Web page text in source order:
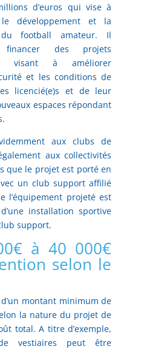
d’euros qui vise à
le développement et la
du football amateur. Il
des projets
visant à améliorer
et les conditions de
licencié(e)s et de leur
espaces répondant
aux clubs de
aux collectivités
que le projet est porté en
un club support affilié
l’équipement projeté est
installation sportive
support.
à 40 000€
selon le
montant minimum de
la nature du projet de
total. A titre d’exemple,
vestiaires peut être